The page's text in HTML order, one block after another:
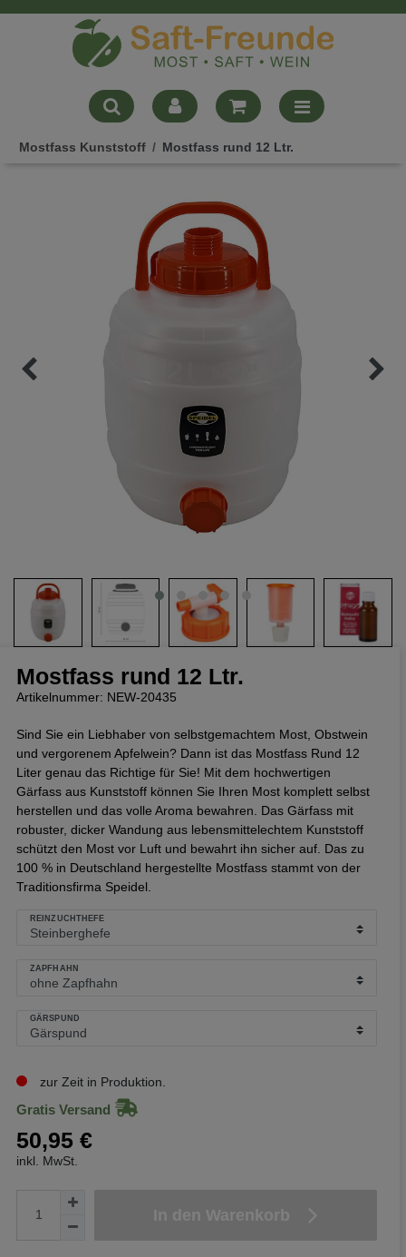
Mostfass Kunststoff Mostfass rund 12 Ltr.
Mostfass rund 12 Ltr.
Artikelnummer: NEW-20435
Sind Sie ein Liebhaber von selbstgemachtem Most, Obstwein
und vergorenem Apfelwein? Dann ist das Mostfass Rund 12
Liter genau das Richtige für Sie! Mit dem hochwertigen
Gärfass aus Kunststoff können Sie Ihren Most komplett selbst
herstellen und das volle Aroma bewahren. Das Gärfass mit
robuster, dicker Wandung aus lebensmittelechtem Kunststoff
schützt den Most vor Luft und bewahrt ihn sicher auf. Das zu
100 % in Deutschland hergestellte Mostfass stammt von der
Traditionsfirma Speidel.
REINZUCHTHEFE
ZAPFHAHN
GÄRSPUND
zur Zeit in Produktion.
Gratis Versand
50,95 €
inkl. MwSt.